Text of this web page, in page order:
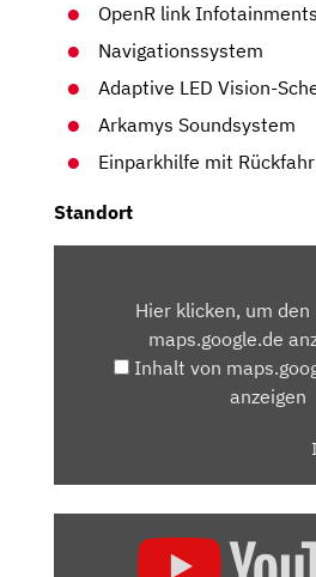
OpenR link
Navigationssystem
Adaptive LED Vision-
Arkamys Soundsystem
Einparkhilfe mit
Standort
MAPS.GOOGLE.DE
Hier klicken, um
maps.google.de
Inhalt von
anzeigen